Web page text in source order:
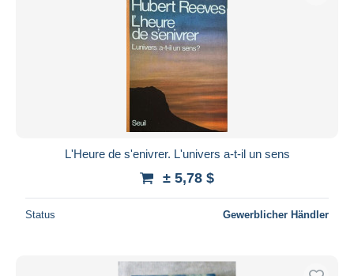
L'Heure de s'enivrer. L'univers a-t-il un sens
± 5,78 $
Status Gewerblicher Händler